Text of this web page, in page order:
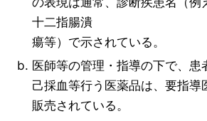
十二指腸潰
瘍等）で示されている。
医師等の管理・指導の下で、患
己採血等行う医薬品は、要指導
販売されている。